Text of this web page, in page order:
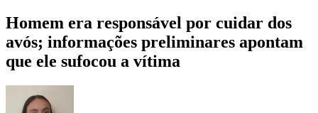
Homem era responsável por cuidar dos
avós; informações preliminares apontam
que ele sufocou a vítima